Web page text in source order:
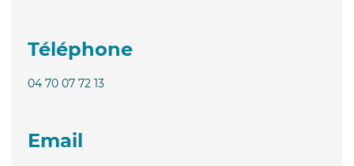
Téléphone
04 70 07 72 13
Email